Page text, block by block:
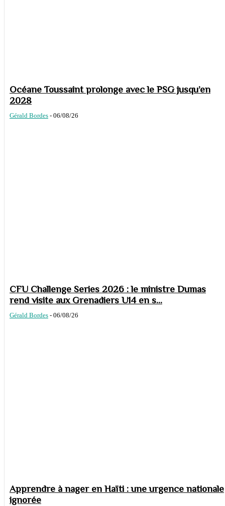
Océane Toussaint prolonge avec le PSG jusqu’en
2028
Gérald Bordes - 06/08/26
CFU Challenge Series 2026 : le ministre Dumas
rend visite aux Grenadiers U14 en s...
Gérald Bordes - 06/08/26
Apprendre à nager en Haïti : une urgence nationale
ignorée